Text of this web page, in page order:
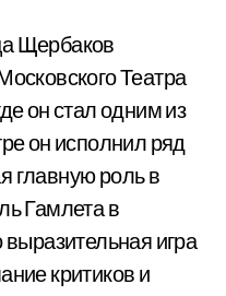
Щербаков
Театра
он стал одним из
он исполнил ряд
главную роль в
Гамлета в
выразительная игра
критиков и